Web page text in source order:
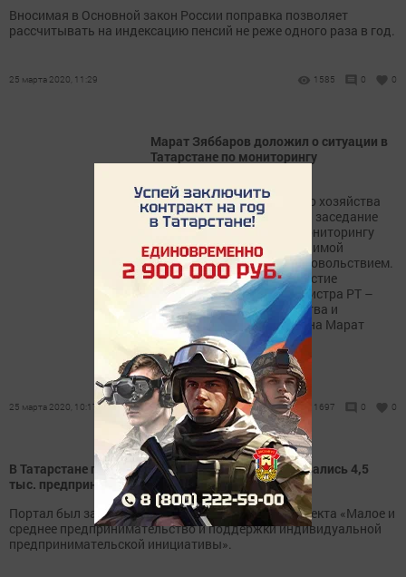
Вносимая в Основной закон России поправка позволяет
рассчитывать на индексацию пенсий не реже одного раза в год.
25 марта 2020, 11:29 1585 0 0
Марат Зяббаров доложил о ситуации в
Татарстане по мониторингу
Сегодня министр сельского хозяйства
Дмитрий Патрушев провел заседание
Оперативного штаба по мониторингу
ситуации с социально значимой
сельхозпродукцией и продовольствием.
В мероприятии принял участие
заместитель Премьер-министра РТ –
министр сельского хозяйства и
продовольствия Татарстана Марат
Зяббаров.
25 марта 2020, 10:17 1697 0 0
В Татарстане порталом ФАСТТРЕК.РФ воспользовались 4,5
тыс. предпринимателей
Портал был запущен в рамках национального проекта «Малое и
среднее предпринимательство и поддержки индивидуальной
предпринимательской инициативы».